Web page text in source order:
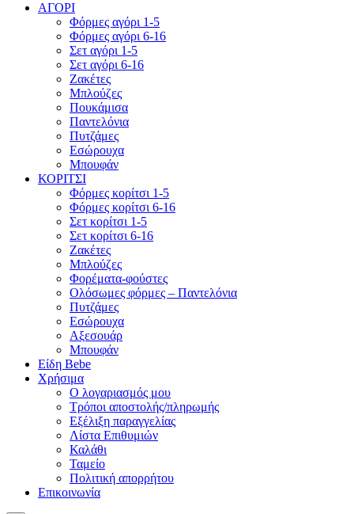
ΑΓΟΡΙ
Φόρμες αγόρι 1-5
Φόρμες αγόρι 6-16
Σετ αγόρι 1-5
Σετ αγόρι 6-16
Ζακέτες
Μπλούζες
Πουκάμισα
Παντελόνια
Πυτζάμες
Εσώρουχα
Μπουφάν
ΚΟΡΙΤΣΙ
Φόρμες κορίτσι 1-5
Φόρμες κορίτσι 6-16
Σετ κορίτσι 1-5
Σετ κορίτσι 6-16
Ζακέτες
Μπλούζες
Φορέματα-φούστες
Ολόσωμες φόρμες – Παντελόνια
Πυτζάμες
Εσώρουχα
Αξεσουάρ
Μπουφάν
Είδη Bebe
Χρήσιμα
Ο λογαριασμός μου
Τρόποι αποστολής/πληρωμής
Εξέλιξη παραγγελίας
Λίστα Επιθυμιών
Καλάθι
Ταμείο
Πολιτική απορρήτου
Επικοινωνία